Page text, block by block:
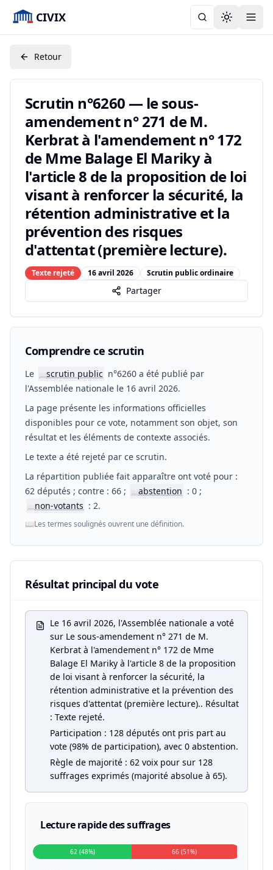
CIVIX Toggle
Retour
Scrutin n°6260 — le sous-
amendement n° 271 de M.
Kerbrat à l'amendement n° 172
de Mme Balage El Mariky à
l'article 8 de la proposition de loi
visant à renforcer la sécurité, la
rétention administrative et la
prévention des risques
d'attentat (première lecture).
Texte rejeté 16 avril 2026 Scrutin public ordinaire
Partager
Comprendre ce scrutin
Le 📖scrutin public n°6260 a été publié par
l'Assemblée nationale le 16 avril 2026.
La page présente les informations officielles
disponibles pour ce vote, notamment son objet, son
résultat et les éléments de contexte associés.
Le texte a été rejeté par ce scrutin.
La répartition publiée fait apparaître ont voté pour :
62 députés ; contre : 66 ;
📖abstention : 0 ;
📖non-votants : 2.
📖Les termes soulignés ouvrent une définition.
Résultat principal du vote
Le 16 avril 2026, l'Assemblée nationale a voté
sur Le sous-amendement n° 271 de M.
Kerbrat à l'amendement n° 172 de Mme
Balage El Mariky à l'article 8 de la proposition
de loi visant à renforcer la sécurité, la
rétention administrative et la prévention des
risques d'attentat (première lecture).. Résultat
: Texte rejeté.
Participation : 128 députés ont pris part au
vote (98% de participation), avec 0 abstention.
Règle de majorité : 62 voix pour sur 128
suffrages exprimés (majorité absolue à 65).
Lecture rapide des suffrages
62 (48%) 66 (51%)